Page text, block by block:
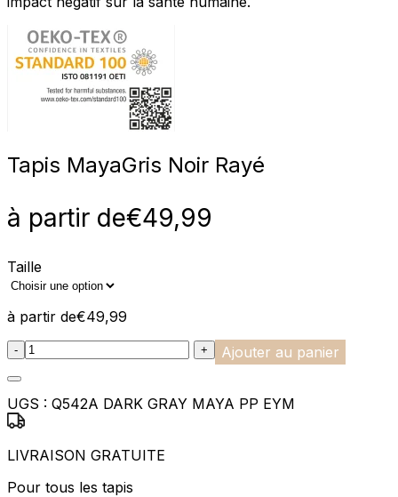
Tapis MayaGris Noir Rayé
à partir de€49,99
Taille
à partir de€49,99
:product_name quantity
- + Ajouter au panier
UGS : Q542A DARK GRAY MAYA PP EYM
LIVRAISON GRATUITE
Pour tous les tapis